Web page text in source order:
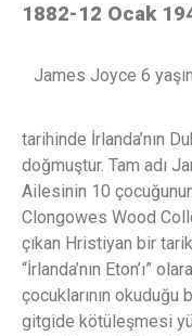
1882-12 Ocak
James Joyce 6
tarihinde İrlanda’nın
doğmuştur. Tam adı
Ailesinin 10
Clongowes Wood
çıkan Hristiyan bir
“İrlanda’nın Eton’ı”
çocuklarının
gitgide kötüleşmesi